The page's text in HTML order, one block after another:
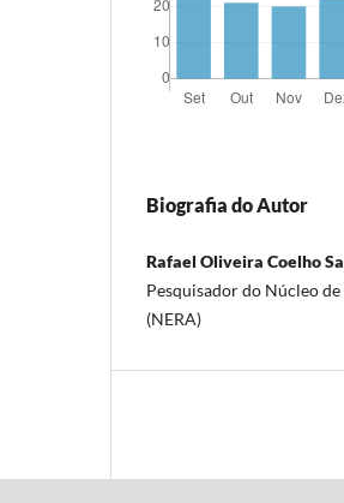
Biografia do Autor
Rafael Oliveira Coelho
Pesquisador do Núcleo
(NERA)